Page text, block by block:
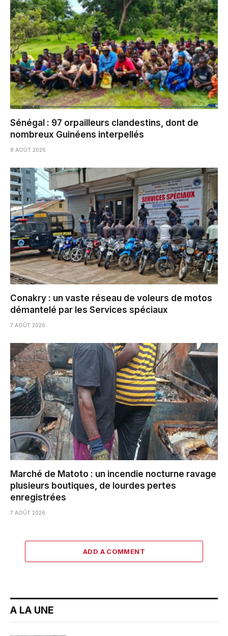
Sénégal : 97 orpailleurs clandestins, dont de
nombreux Guinéens interpellés
8 AOÛT 2026
Conakry : un vaste réseau de voleurs de motos
démantelé par les Services spéciaux
7 AOÛT 2026
Marché de Matoto : un incendie nocturne ravage
plusieurs boutiques, de lourdes pertes
enregistrées
7 AOÛT 2026
ADD A COMMENT
A LA UNE